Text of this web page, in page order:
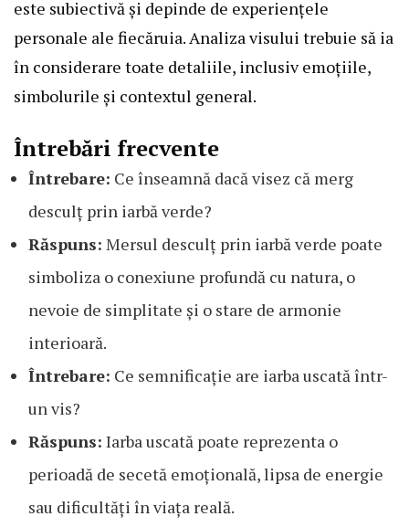
este subiectivă și depinde de experiențele
personale ale fiecăruia. Analiza visului trebuie să ia
în considerare toate detaliile, inclusiv emoțiile,
simbolurile și contextul general.
Întrebări frecvente
Întrebare: Ce înseamnă dacă visez că merg
desculț prin iarbă verde?
Răspuns: Mersul desculț prin iarbă verde poate
simboliza o conexiune profundă cu natura, o
nevoie de simplitate și o stare de armonie
interioară.
Întrebare: Ce semnificație are iarba uscată într-
un vis?
Răspuns: Iarba uscată poate reprezenta o
perioadă de secetă emoțională, lipsa de energie
sau dificultăți în viața reală.